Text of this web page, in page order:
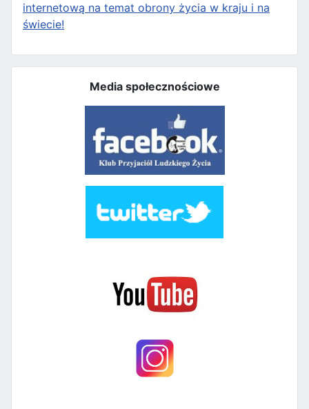
internetową na temat obrony życia w kraju i na
świecie!
Media społecznościowe